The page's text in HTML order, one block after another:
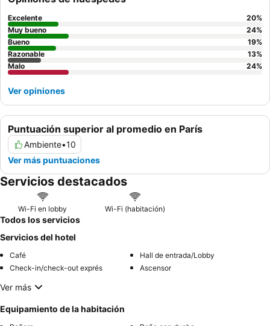
productos frescos y los cruasanes. Para una experiencia más
tranquila, los huéspedes deben solicitar una habitación con
vistas al jardín.
Puntuación superior al promedio en París
Ambiente•10
Ver más puntuaciones
Excelente 20%
Muy bueno
24%
Bueno
19%
Razonable
13%
Malo
24%
Ver opiniones
Servicios destacados
Wi-Fi en lobby Wi-Fi (habitación)
Todos los servicios
Servicios del hotel
Café
Hall de entrada/Lobby
Check-in/check-out exprés
Ascensor
Ver más
Equipamiento de la habitación